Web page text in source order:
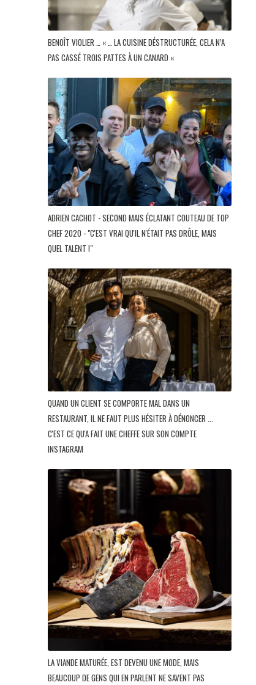
BENOÎT VIOLIER … « … LA CUISINE DÉSTRUCTURÉE, CELA N’A
PAS CASSÉ TROIS PATTES À UN CANARD «
ADRIEN CACHOT - SECOND MAIS ÉCLATANT COUTEAU DE TOP
CHEF 2020 - "C'EST VRAI QU'IL N'ÉTAIT PAS DRÔLE, MAIS
QUEL TALENT !"
QUAND UN CLIENT SE COMPORTE MAL DANS UN
RESTAURANT, IL NE FAUT PLUS HÉSITER À DÉNONCER ...
C'EST CE QU'A FAIT UNE CHEFFE SUR SON COMPTE
INSTAGRAM
LA VIANDE MATURÉE, EST DEVENU UNE MODE, MAIS
BEAUCOUP DE GENS QUI EN PARLENT NE SAVENT PAS